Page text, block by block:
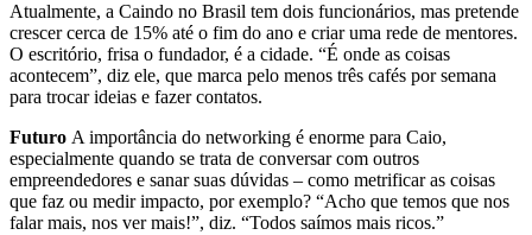
Atualmente, a Caindo no Brasil tem dois funcionários, mas pretende
crescer cerca de 15% até o fim do ano e criar uma rede de mentores.
O escritório, frisa o fundador, é a cidade. “É onde as coisas
acontecem”, diz ele, que marca pelo menos três cafés por semana
para trocar ideias e fazer contatos.
Futuro A importância do networking é enorme para Caio,
especialmente quando se trata de conversar com outros
empreendedores e sanar suas dúvidas – como metrificar as coisas
que faz ou medir impacto, por exemplo? “Acho que temos que nos
falar mais, nos ver mais!”, diz. “Todos saímos mais ricos.”